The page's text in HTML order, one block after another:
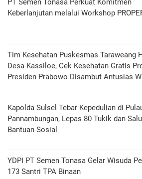
PT Semen Tonasa Perkuat Komitmen
Keberlanjutan melalui Workshop
Tim Kesehatan Puskesmas Taraweang
Desa Kassiloe, Cek Kesehatan Gratis
Presiden Prabowo Disambut Antusias
Kapolda Sulsel Tebar Kepedulian di
Pannambungan, Lepas 80 Tukik dan
Bantuan Sosial
YDPI PT Semen Tonasa Gelar Wisuda
173 Santri TPA Binaan